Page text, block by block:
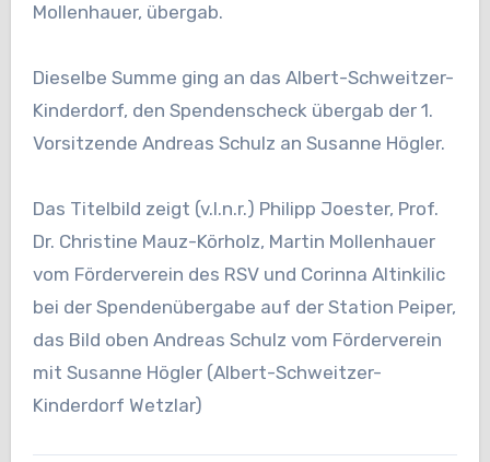
Mollenhauer, übergab.
Dieselbe Summe ging an das Albert-Schweitzer-
Kinderdorf, den Spendenscheck übergab der 1.
Vorsitzende Andreas Schulz an Susanne Högler.
Das Titelbild zeigt (v.l.n.r.) Philipp Joester, Prof.
Dr. Christine Mauz-Körholz, Martin Mollenhauer
vom Förderverein des RSV und Corinna Altinkilic
bei der Spendenübergabe auf der Station Peiper,
das Bild oben Andreas Schulz vom Förderverein
mit Susanne Högler (Albert-Schweitzer-
Kinderdorf Wetzlar)